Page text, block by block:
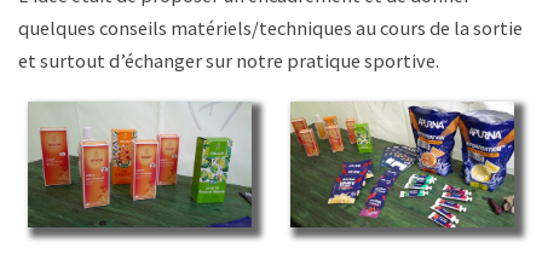
quelques conseils matériels/techniques au cours de la sortie
et surtout d’échanger sur notre pratique sportive.